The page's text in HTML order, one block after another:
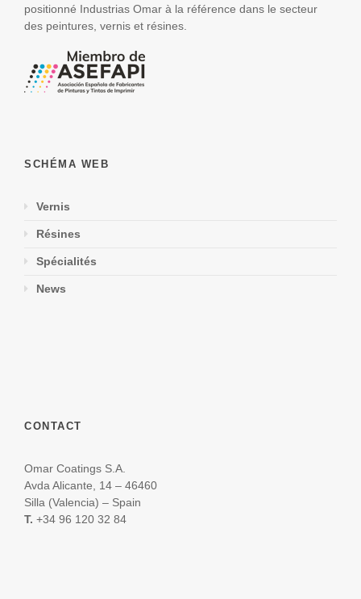
positionné Industrias Omar à la référence dans le secteur
des peintures, vernis et résines.
SCHÉMA WEB
Vernis
Résines
Spécialités
News
CONTACT
Omar Coatings S.A.
Avda Alicante, 14 – 46460
Silla (Valencia) – Spain
T. +34 96 120 32 84